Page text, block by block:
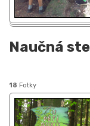
Naučná
18 Fotky